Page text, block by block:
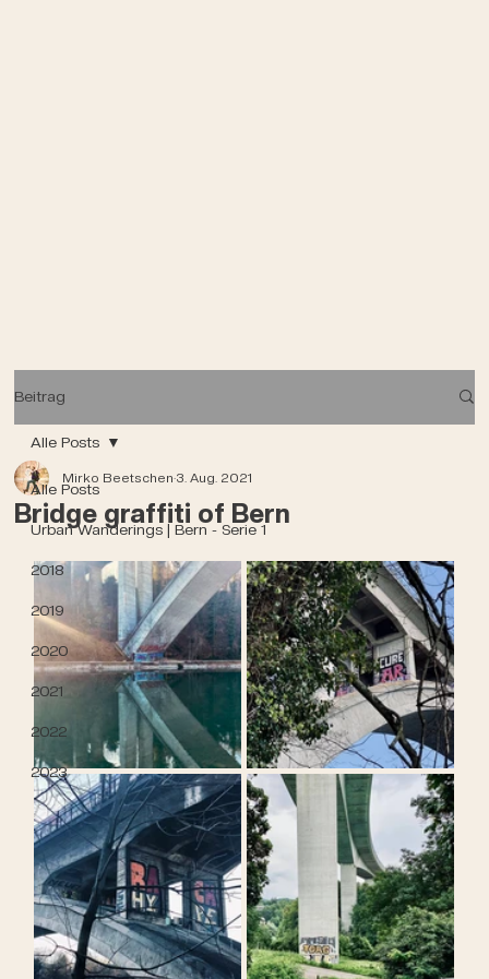
Beitrag
Alle Posts
Urban Wanderings | Bern - Serie 1
2018
2019
2020
2021
2022
2023
Alle Posts
Bridge graffiti of Bern
Mirko Beetschen3. Aug. 2021